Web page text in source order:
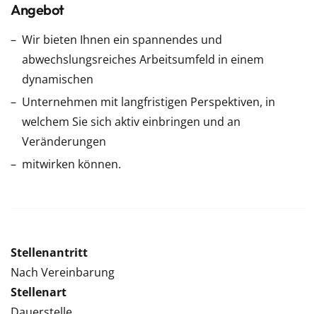
Angebot
Wir bieten Ihnen ein spannendes und
abwechslungsreiches Arbeitsumfeld in einem
dynamischen
Unternehmen mit langfristigen Perspektiven, in
welchem Sie sich aktiv einbringen und an
Veränderungen
mitwirken können.
Stellenantritt
Nach Vereinbarung
Stellenart